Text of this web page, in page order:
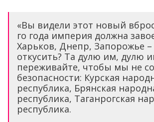
«Вы видели этот новый
го года империя должна
Харьков, Днепр, Запорожье
откусить? Та дулю им, дулю
переживайте, чтобы мы не
безопасности: Курская
республика, Брянская
республика, Таганрогская
республика.